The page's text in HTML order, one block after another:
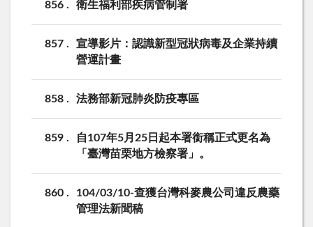
856 衛生福利部疾病管制署
857
宣導影片：認識新型冠狀病毒及企業持續
營運計畫
858 法務部新冠肺炎防疫專區
859
自107年5月25日起本署銜稱正式更名為
「臺灣苗栗地方檢察署」。
860
104/03/10-查獲台灣科麥農公司違反農藥
管理法新聞稿